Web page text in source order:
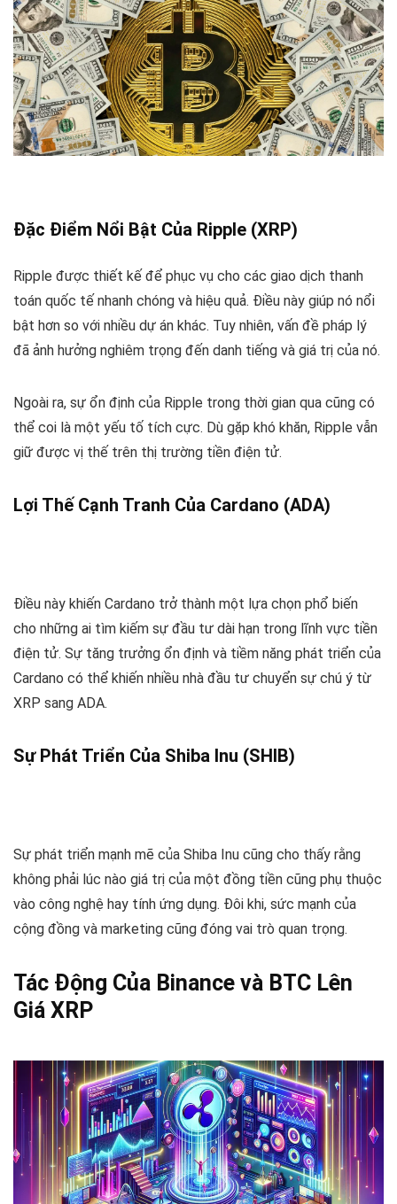
Đặc Điểm Nổi Bật Của Ripple (XRP)
Ripple được thiết kế để phục vụ cho các giao dịch thanh
toán quốc tế nhanh chóng và hiệu quả. Điều này giúp nó nổi
bật hơn so với nhiều dự án khác. Tuy nhiên, vấn đề pháp lý
đã ảnh hưởng nghiêm trọng đến danh tiếng và giá trị của nó.
Ngoài ra, sự ổn định của Ripple trong thời gian qua cũng có
thể coi là một yếu tố tích cực. Dù gặp khó khăn, Ripple vẫn
giữ được vị thế trên thị trường tiền điện tử.
Lợi Thế Cạnh Tranh Của Cardano (ADA)
Điều này khiến Cardano trở thành một lựa chọn phổ biến
cho những ai tìm kiếm sự đầu tư dài hạn trong lĩnh vực tiền
điện tử. Sự tăng trưởng ổn định và tiềm năng phát triển của
Cardano có thể khiến nhiều nhà đầu tư chuyển sự chú ý từ
XRP sang ADA.
Sự Phát Triển Của Shiba Inu (SHIB)
Sự phát triển mạnh mẽ của Shiba Inu cũng cho thấy rằng
không phải lúc nào giá trị của một đồng tiền cũng phụ thuộc
vào công nghệ hay tính ứng dụng. Đôi khi, sức mạnh của
cộng đồng và marketing cũng đóng vai trò quan trọng.
Tác Động Của Binance và BTC Lên
Giá XRP